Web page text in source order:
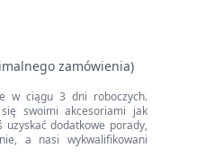
zamówienia)
w ciągu 3 dni roboczych.
swoimi akcesoriami jak
uzyskać dodatkowe porady,
a nasi wykwalifikowani